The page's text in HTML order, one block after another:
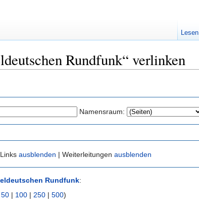
Rundfunk“ verlinken
Namensraum:
ausblenden | Weiterleitungen ausblenden
Rundfunk:
50 | 100 | 250 | 500)
Lesen